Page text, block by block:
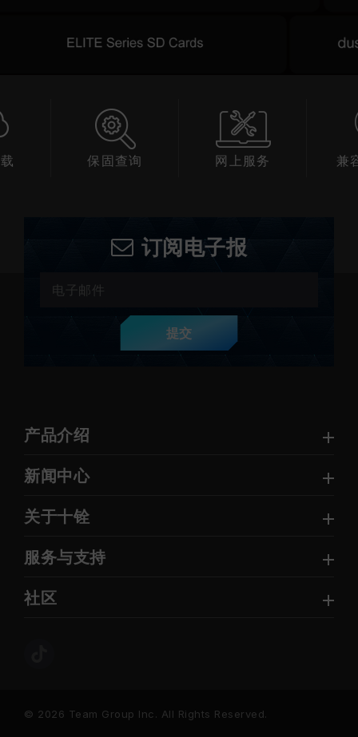
保固查询 网上服务 兼
订阅电子报
提交
产品介绍
新闻中心
关于十铨
服务与支持
社区
© 2026 Team Group Inc. All Rights Reserved.